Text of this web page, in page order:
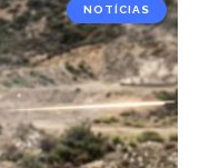
NOTÍCIAS